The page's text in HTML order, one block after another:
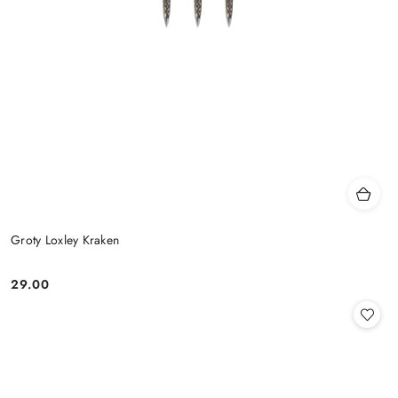
Groty Loxley Kraken
Cena:
29.00